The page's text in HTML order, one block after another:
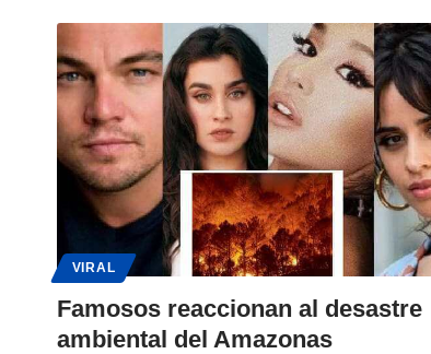
VIRAL
Famosos reaccionan al desastre
ambiental del Amazonas